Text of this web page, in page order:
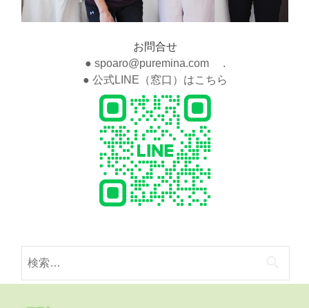
お問合せ
● spoaro@puremina.com .
● 公式LINE（窓口）はこちら
索: